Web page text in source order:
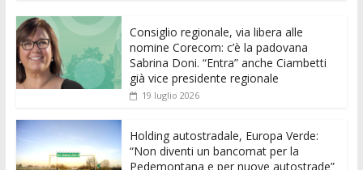
e
b
o
o
k
itt
er l
at
s
A
p
e
n
g
di
t
k
e
dI
n
di
vi
Consiglio regionale, via libera alle
nomine Corecom: c’è la padovana
Sabrina Doni. “Entra” anche Ciambetti
già vice presidente regionale
19 luglio 2026
Holding autostradale, Europa Verde:
“Non diventi un bancomat per la
Pedemontana e per nuove autostrade”